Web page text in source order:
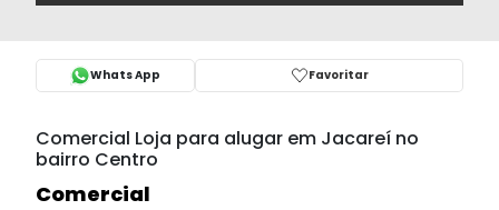
Comercial Loja para alugar em Jacareí no
bairro Centro
Comercial
Whats App Favoritar